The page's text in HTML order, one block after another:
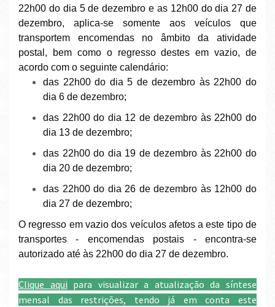
22h00 do dia 5 de dezembro e as 12h00 do dia 27 de
dezembro, aplica-se somente aos veículos que
transportem encomendas no âmbito da atividade
postal, bem como o regresso destes em vazio, de
acordo com o seguinte calendário:
das 22h00 do dia 5 de dezembro às 22h00 do
dia 6 de dezembro;
das 22h00 do dia 12 de dezembro às 22h00 do
dia 13 de dezembro;
das 22h00 do dia 19 de dezembro às 22h00 do
dia 20 de dezembro;
das 22h00 do dia 26 de dezembro às 12h00 do
dia 27 de dezembro;
O regresso em vazio dos veículos afetos a este tipo de
transportes - encomendas postais - encontra-se
autorizado até às 22h00 do dia 27 de dezembro.
Clique aqui para visualizar a atualização da síntese
mensal das restrições, tendo já em conta este